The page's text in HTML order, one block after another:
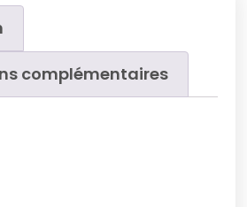
complémentaires